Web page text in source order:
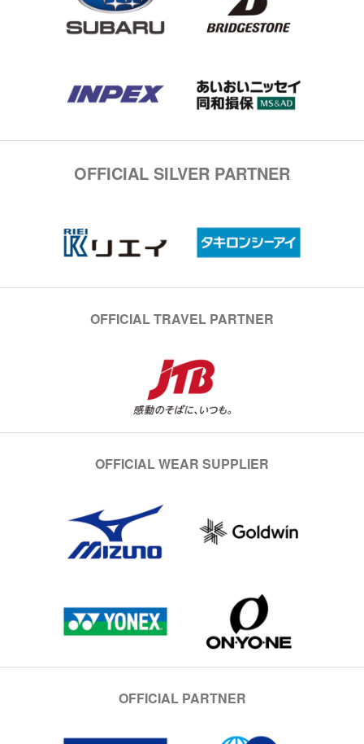
OFFICIAL SILVER PARTNER
OFFICIAL TRAVEL PARTNER
OFFICIAL WEAR SUPPLIER
OFFICIAL PARTNER